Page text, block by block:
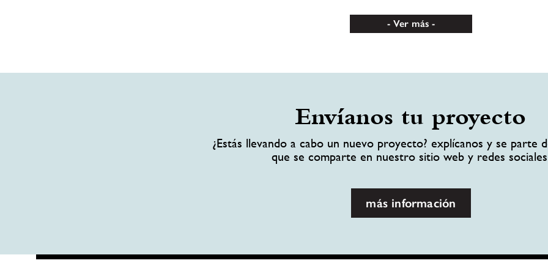
Ver más
Envíanos tu proyecto
¿Estás llevando a cabo un nuevo proyecto? explícanos y se parte
que se comparte en nuestro sitio web y redes
más información